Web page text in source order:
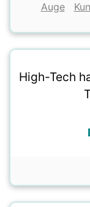
Auge
High-Tech